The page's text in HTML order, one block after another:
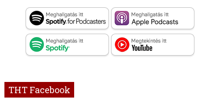
THT Facebook